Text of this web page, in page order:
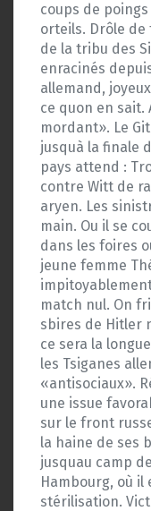
coups de
orteils. Drôle de
de la tribu des
enracinés
allemand,
ce quon en
mordant». Le
jusquà la
pays attend :
contre Witt de
aryen. Les
main. Ou il se
dans les foires
jeune femme
match nul. On
sbires de Hitler
ce sera la
les Tsiganes
«antisociaux».
une issue
sur le front
la haine de ses
jusquau camp
Hambourg, où il
stérilisation.